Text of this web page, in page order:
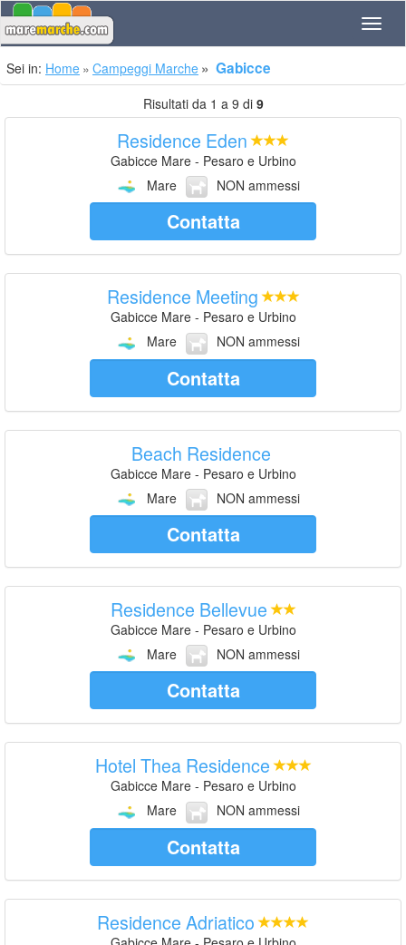
Sei in: Home Campeggi Marche Gabicce
Risultati da 1 a 9 di 9
Residence Eden
Gabicce Mare - Pesaro e Urbino
Mare
NON ammessi
Contatta
Residence Meeting
Gabicce Mare - Pesaro e Urbino
Mare
NON ammessi
Contatta
Beach Residence
Gabicce Mare - Pesaro e Urbino
Mare
NON ammessi
Contatta
Residence Bellevue
Gabicce Mare - Pesaro e Urbino
Mare
NON ammessi
Contatta
Hotel Thea Residence
Gabicce Mare - Pesaro e Urbino
Mare
NON ammessi
Contatta
Residence Adriatico